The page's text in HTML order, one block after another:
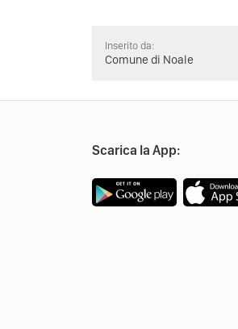
Inserito da:
Comune di Noale
Scarica la App: